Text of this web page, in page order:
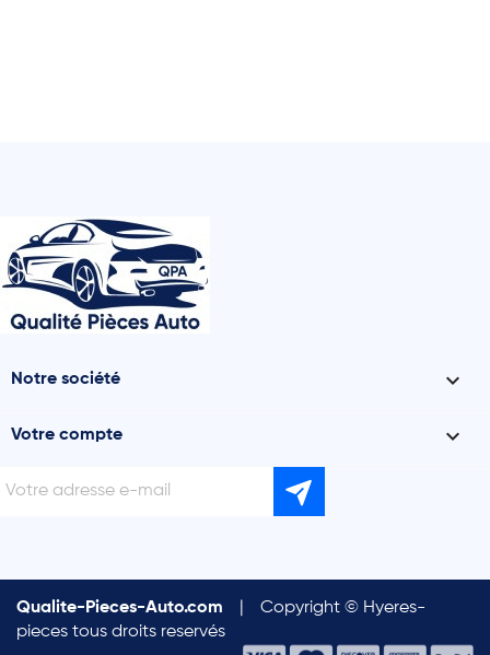
Notre société 
Votre compte 
Qualite-Pieces-Auto.com
Copyright © Hyeres-
pieces tous droits reservés